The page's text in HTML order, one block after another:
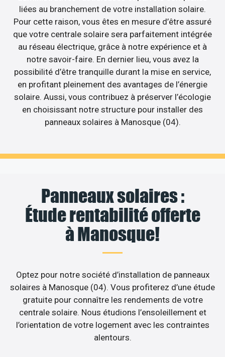
liées au branchement de votre installation solaire.
Pour cette raison, vous êtes en mesure d’être assuré
que votre centrale solaire sera parfaitement intégrée
au réseau électrique, grâce à notre expérience et à
notre savoir-faire. En dernier lieu, vous avez la
possibilité d’être tranquille durant la mise en service,
en profitant pleinement des avantages de l’énergie
solaire. Aussi, vous contribuez à préserver l’écologie
en choisissant notre structure pour installer des
panneaux solaires à Manosque (04).
Panneaux solaires :
Étude rentabilité offerte
à Manosque!
Optez pour notre société d’installation de panneaux
solaires à Manosque (04). Vous profiterez d’une étude
gratuite pour connaître les rendements de votre
centrale solaire. Nous étudions l’ensoleillement et
l’orientation de votre logement avec les contraintes
alentours.